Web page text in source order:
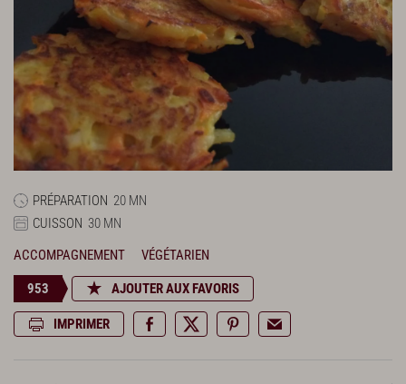
PRÉPARATION 20 MN
CUISSON 30 MN
ACCOMPAGNEMENT
VÉGÉTARIEN
953 AJOUTER AUX FAVORIS
IMPRIMER